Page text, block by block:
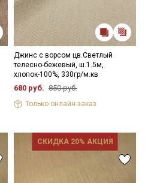
Джинс с ворсом цв.Светлый
телесно-бежевый, ш.1.5м,
хлопок-100%, 330гр/м.кв
680 руб. 850 руб.
Только онлайн-заказ
СКИДКА 20% АКЦИЯ